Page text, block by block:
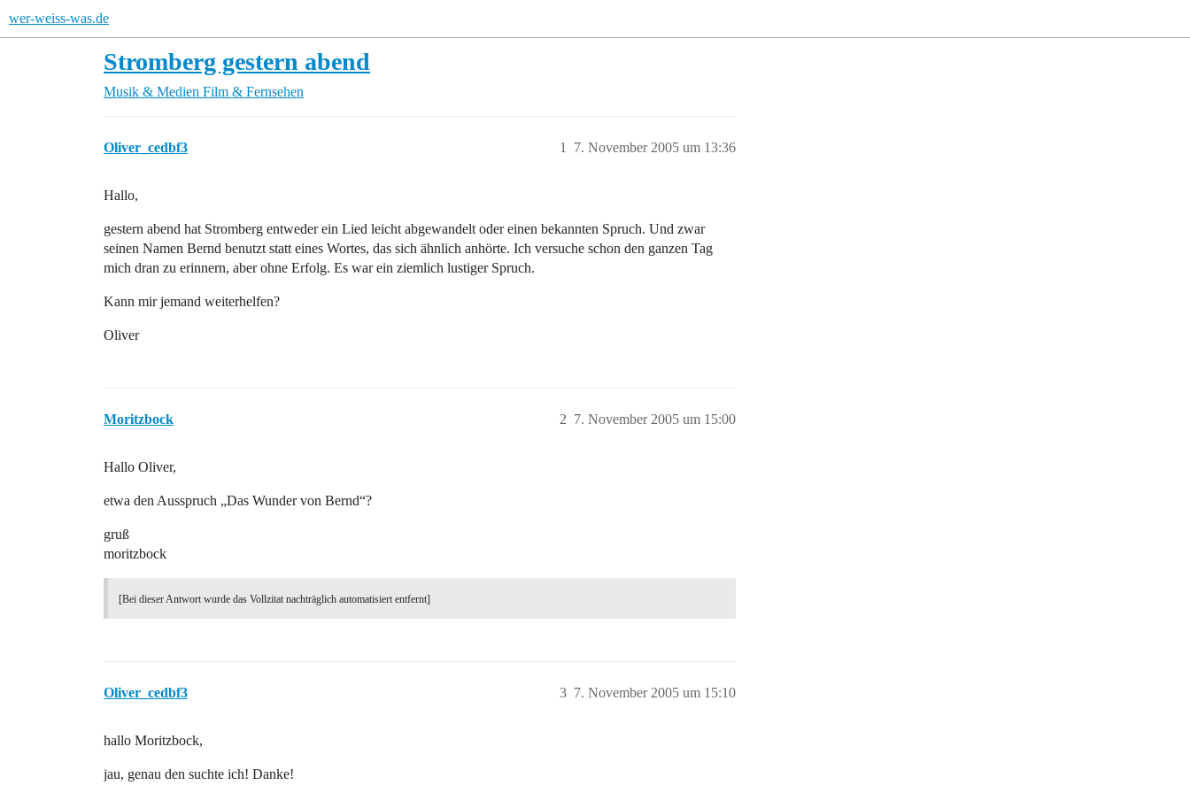
wer-weiss-was.de
Stromberg gestern abend
Musik & Medien Film & Fernsehen
Oliver_cedbf3 7. November 2005 um 13:36
1
Hallo,
gestern abend hat Stromberg entweder ein Lied leicht abgewandelt oder einen bekannten Spruch. Und zwar
seinen Namen Bernd benutzt statt eines Wortes, das sich ähnlich anhörte. Ich versuche schon den ganzen Tag
mich dran zu erinnern, aber ohne Erfolg. Es war ein ziemlich lustiger Spruch.
Kann mir jemand weiterhelfen?
Oliver
Moritzbock 7. November 2005 um 15:00
2
Hallo Oliver,
etwa den Ausspruch „Das Wunder von Bernd“?
gruß
moritzbock
[Bei dieser Antwort wurde das Vollzitat nachträglich automatisiert entfernt]
Oliver_cedbf3 7. November 2005 um 15:10
3
hallo Moritzbock,
jau, genau den suchte ich! Danke!